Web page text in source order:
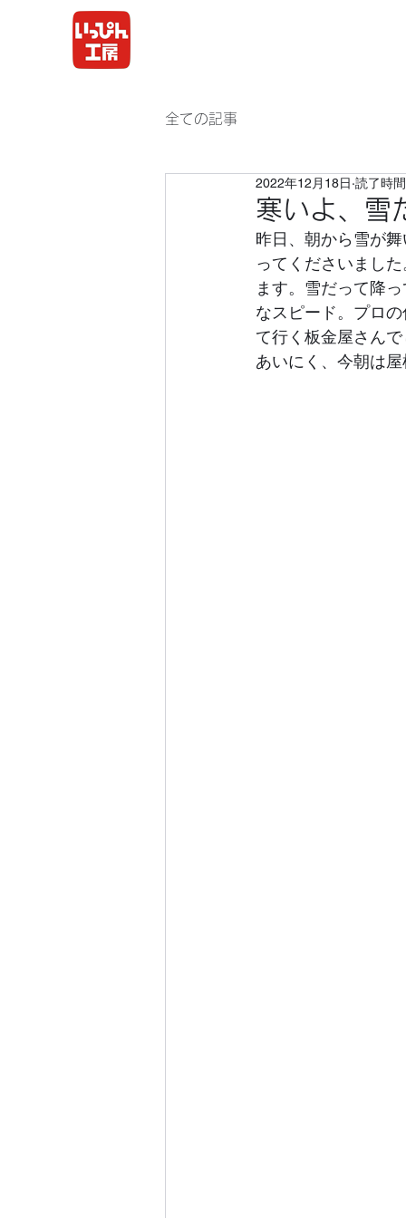
全ての記事
寒いよ、雪
2022年12月18日 読了時
昨日、朝から雪が
ってくださいまし
ます。雪だって降
なスピード。プロ
て行く板金屋さん
あいにく、今朝は